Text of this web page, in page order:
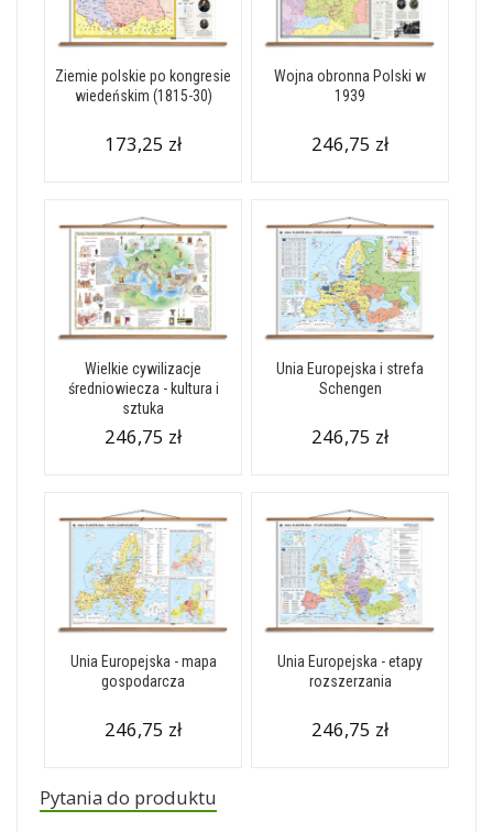
Ziemie polskie po kongresie
wiedeńskim (1815-30)
173,25 zł
Wojna obronna Polski w
1939
246,75 zł
Wielkie cywilizacje
średniowiecza - kultura i
sztuka
246,75 zł
Unia Europejska i strefa
Schengen
246,75 zł
Unia Europejska - mapa
gospodarcza
246,75 zł
Unia Europejska - etapy
rozszerzania
246,75 zł
Pytania do produktu